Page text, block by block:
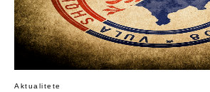
Aktualitete